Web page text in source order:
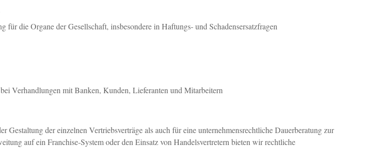
die Organe der Gesellschaft, insbesondere in Haftungs- und Schadensersatzfragen
Verhandlungen mit Banken, Kunden, Lieferanten und Mitarbeitern
der einzelnen Vertriebsverträge als auch für eine unternehmensrechtliche Dauerberatung zur
auf ein Franchise-System oder den Einsatz von Handelsvertretern bieten wir rechtliche